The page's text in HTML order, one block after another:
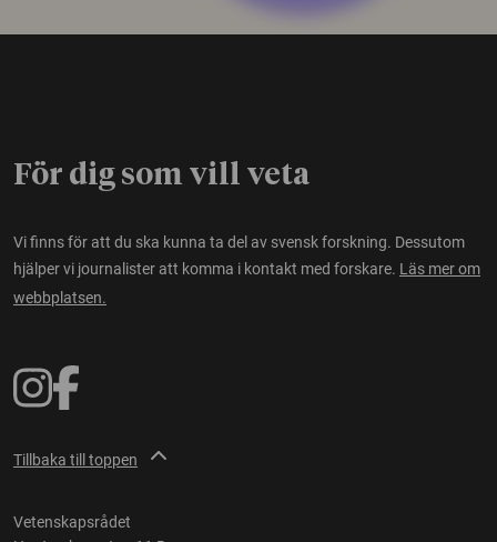
För dig som vill veta
Vi finns för att du ska kunna ta del av svensk forskning. Dessutom
hjälper vi journalister att komma i kontakt med forskare. Läs mer om
webbplatsen.
Tillbaka till toppen
Vetenskapsrådet